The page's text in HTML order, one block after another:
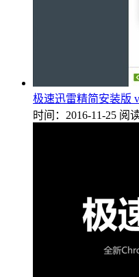
极速迅雷精简安装版
时间：2016-11-25 阅